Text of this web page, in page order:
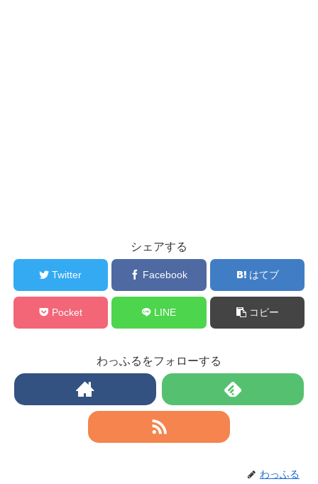
シェアする
Twitter Facebook はてブ
Pocket LINE コピー
わっふるをフォローする
わっふる